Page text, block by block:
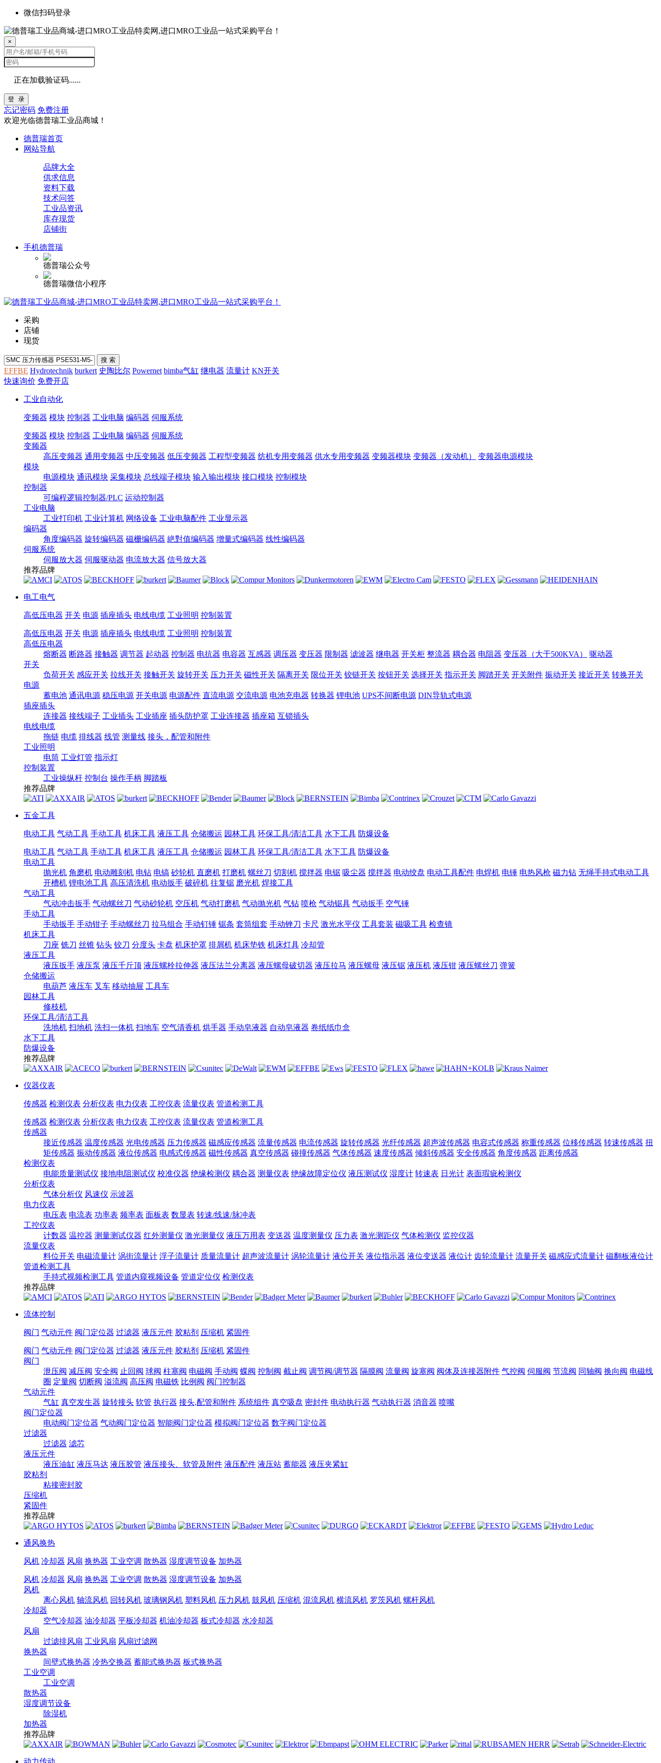
微信扫码登录
×
正在加载验证码......
登 录
忘记密码 免费注册
欢迎光临德普瑞工业品商城！
德普瑞首页
网站导航
品牌大全
供求信息
资料下载
技术问答
工业品资讯
库存现货
店铺街
手机德普瑞
德普瑞公众号
德普瑞微信小程序
采购
店铺
现货
EFFBE Hydrotechnik burkert 史陶比尔 Powernet bimba气缸 继电器 流量计 KN开关
快速询价 免费开店
工业自动化
变频器 模块 控制器 工业电脑 编码器 伺服系统
变频器 模块 控制器 工业电脑 编码器 伺服系统
变频器
高压变频器 通用变频器 中压变频器 低压变频器 工程型变频器 纺机专用变频器 供水专用变频器 变频器模块 变频器（发动机）
变频器电源模块
模块
电源模块 通讯模块 采集模块 总线端子模块 输入输出模块 接口模块 控制模块
控制器
可编程逻辑控制器/PLC 运动控制器
工业电脑
工业打印机 工业计算机 网络设备 工业电脑配件 工业显示器
编码器
角度编码器 旋转编码器 磁栅编码器 絶對值编码器 增量式编码器 线性编码器
伺服系统
伺服放大器 伺服驱动器 电流放大器 信号放大器
推荐品牌
电工电气
高低压电器 开关 电源 插座插头 电线电缆 工业照明 控制装置
高低压电器 开关 电源 插座插头 电线电缆 工业照明 控制装置
高低压电器
熔断器 断路器 接触器 调节器 起动器 控制器 电抗器 电容器 互感器 调压器 变压器 限制器 滤波器 继电器 开关柜 整流器 耦合器 电阻器 变压器（大于500KVA）
驱动器
开关
负荷开关 感应开关 拉线开关 接触开关 旋转开关 压力开关 磁性开关 隔离开关 限位开关 铰链开关 按钮开关 选择开关 指示开关 脚踏开关 开关附件 振动开关 接近开关 转换开关
电源
蓄电池 通讯电源 稳压电源 开关电源 电源配件 直流电源 交流电源 电池充电器 转换器 锂电池 UPS不间断电源 DIN导轨式电源
插座插头
连接器 接线端子 工业插头 工业插座 插头防护罩 工业连接器 插座箱 互锁插头
电线电缆
拖链 电缆 排线器 线管 测量线 接头，配管和附件
工业照明
电筒 工业灯管 指示灯
控制装置
工业操纵杆 控制台 操作手柄 脚踏板
推荐品牌
五金工具
电动工具 气动工具 手动工具 机床工具 液压工具 仓储搬运 园林工具 环保工具/清洁工具 水下工具 防爆设备
电动工具 气动工具 手动工具 机床工具 液压工具 仓储搬运 园林工具 环保工具/清洁工具 水下工具 防爆设备
电动工具
抛光机 角磨机 电动雕刻机 电钻 电镐 砂轮机 直磨机 打磨机 螺丝刀 切割机 搅拌器 电锯 吸尘器 搅拌器 电动绞盘 电动工具配件 电焊机 电锤 电热风枪 磁力钻 无绳手持式电动工具
开槽机 锂电池工具 高压清洗机 电动扳手 破碎机 往复锯 磨光机 焊接工具
气动工具
气动冲击扳手 气动螺丝刀 气动砂轮机 空压机 气动打磨机 气动抛光机 气钻 喷枪 气动锯具 气动扳手 空气锤
手动工具
手动扳手 手动钳子 手动螺丝刀 拉马组合 手动钉锤 锯条 套筒组套 手动锉刀 卡尺 激光水平仪 工具套装 磁吸工具 检查镜
机床工具
刀座 铣刀 丝锥 钻头 铰刀 分度头 卡盘 机床护罩 排屑机 机床垫铁 机床灯具 冷却管
液压工具
液压扳手 液压泵 液压千斤顶 液压螺栓拉伸器 液压法兰分离器 液压螺母破切器 液压拉马 液压螺母 液压锯 液压机 液压钳 液压螺丝刀 弹簧
仓储搬运
电葫芦 液压车 叉车 移动抽屉 工具车
园林工具
修枝机
环保工具/清洁工具
洗地机 扫地机 洗扫一体机 扫地车 空气清香机 烘手器 手动皂液器 自动皂液器 卷纸纸巾盒
水下工具
防爆设备
推荐品牌
仪器仪表
传感器 检测仪表 分析仪表 电力仪表 工控仪表 流量仪表 管道检测工具
传感器 检测仪表 分析仪表 电力仪表 工控仪表 流量仪表 管道检测工具
传感器
接近传感器 温度传感器 光电传感器 压力传感器 磁感应传感器 流量传感器 电流传感器 旋转传感器 光纤传感器 超声波传感器 电容式传感器 称重传感器 位移传感器 转速传感器 扭
矩传感器 振动传感器 液位传感器 电感式传感器 磁性传感器 真空传感器 碰撞传感器 气体传感器 速度传感器 倾斜传感器 安全传感器 角度传感器 距离传感器
检测仪表
电能质量测试仪 接地电阻测试仪 校准仪器 绝缘检测仪 耦合器 测量仪表 绝缘故障定位仪 液压测试仪 湿度计 转速表 日光计 表面瑕疵检测仪
分析仪表
气体分析仪 风速仪 示波器
电力仪表
电压表 电流表 功率表 频率表 面板表 数显表 转速/线速/脉冲表
工控仪表
计数器 温控器 测量测试仪器 红外测量仪 激光测量仪 液压万用表 变送器 温度测量仪 压力表 激光测距仪 气体检测仪 监控仪器
流量仪表
料位开关 电磁流量计 涡街流量计 浮子流量计 质量流量计 超声波流量计 涡轮流量计 液位开关 液位指示器 液位变送器 液位计 齿轮流量计 流量开关 磁感应式流量计 磁翻板液位计
管道检测工具
手持式视频检测工具 管道内窥视频设备 管道定位仪 检测仪表
推荐品牌
流体控制
阀门 气动元件 阀门定位器 过滤器 液压元件 胶粘剂 压缩机 紧固件
阀门 气动元件 阀门定位器 过滤器 液压元件 胶粘剂 压缩机 紧固件
阀门
泄压阀 减压阀 安全阀 止回阀 球阀 柱塞阀 电磁阀 手动阀 蝶阀 控制阀 截止阀 调节阀/调节器 隔膜阀 流量阀 旋塞阀 阀体及连接器附件 气控阀 伺服阀 节流阀 同轴阀 换向阀 电磁线
圈 定量阀 切断阀 溢流阀 高压阀 电磁铁 比例阀 阀门控制器
气动元件
气缸 真空发生器 旋转接头 软管 执行器 接头,配管和附件 系统组件 真空吸盘 密封件 电动执行器 气动执行器 消音器 喷嘴
阀门定位器
电动阀门定位器 气动阀门定位器 智能阀门定位器 模拟阀门定位器 数字阀门定位器
过滤器
过滤器 滤芯
液压元件
液压油缸 液压马达 液压胶管 液压接头、软管及附件 液压配件 液压站 蓄能器 液压夹紧缸
胶粘剂
粘接密封胶
压缩机
紧固件
推荐品牌
通风换热
风机 冷却器 风扇 换热器 工业空调 散热器 湿度调节设备 加热器
风机 冷却器 风扇 换热器 工业空调 散热器 湿度调节设备 加热器
风机
离心风机 轴流风机 回转风机 玻璃钢风机 塑料风机 压力风机 鼓风机 压缩机 混流风机 横流风机 罗茨风机 螺杆风机
冷却器
空气冷却器 油冷却器 平板冷却器 机油冷却器 板式冷却器 水冷却器
风扇
过滤排风扇 工业风扇 风扇过滤网
换热器
间壁式换热器 冷热交换器 蓄能式换热器 板式换热器
工业空调
工业空调
散热器
湿度调节设备
除湿机
加热器
推荐品牌
动力传动